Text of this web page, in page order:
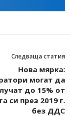
Следваща статия
Нова мярка:
могат да
до 15% от
си през 2019 г.
без ДДС